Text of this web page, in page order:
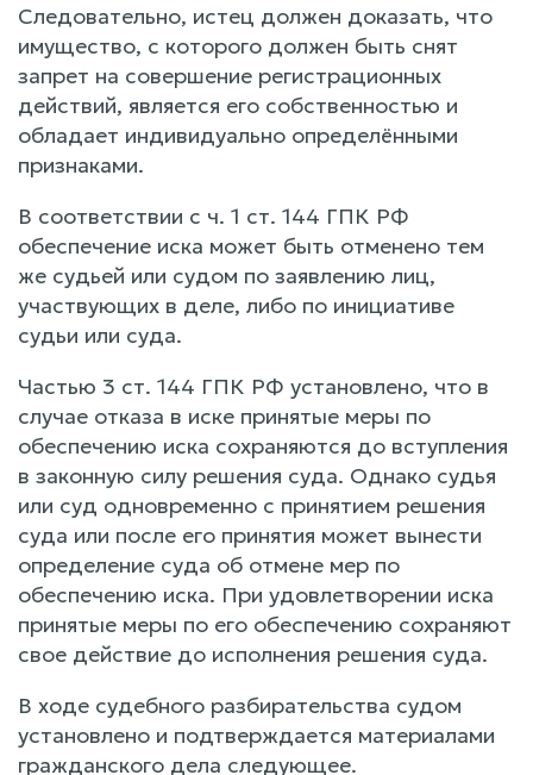
Следовательно, истец должен доказать, что
имущество, с которого должен быть снят
запрет на совершение регистрационных
действий, является его собственностью и
обладает индивидуально определёнными
признаками.
В соответствии с ч. 1 ст. 144 ГПК РФ
обеспечение иска может быть отменено тем
же судьей или судом по заявлению лиц,
участвующих в деле, либо по инициативе
судьи или суда.
Частью 3 ст. 144 ГПК РФ установлено, что в
случае отказа в иске принятые меры по
обеспечению иска сохраняются до вступления
в законную силу решения суда. Однако судья
или суд одновременно с принятием решения
суда или после его принятия может вынести
определение суда об отмене мер по
обеспечению иска. При удовлетворении иска
принятые меры по его обеспечению сохраняют
свое действие до исполнения решения суда.
В ходе судебного разбирательства судом
установлено и подтверждается материалами
гражданского дела следующее.